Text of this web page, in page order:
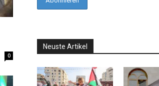
0
Neuste Artikel